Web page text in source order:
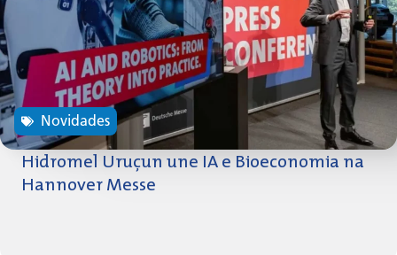
Novidades
Hidromel Uruçun une IA e Bioeconomia na
Hannover Messe